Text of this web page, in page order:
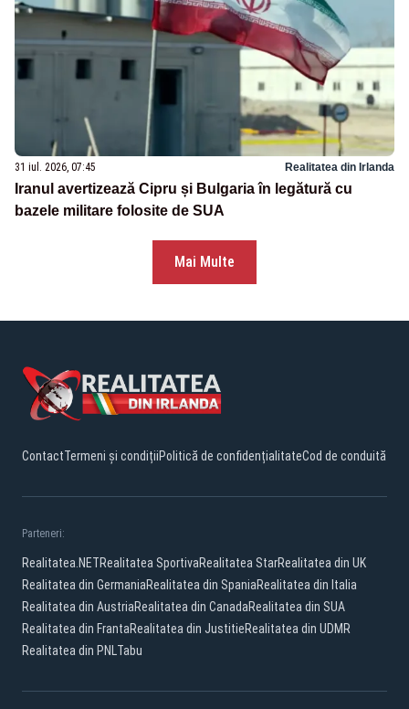
31 iul. 2026, 07:45 Realitatea din Irlanda
Iranul avertizează Cipru și Bulgaria în legătură cu
bazele militare folosite de SUA
Mai Multe
ContactTermeni și condițiiPolitică de confidențialitateCod de conduită
Parteneri:
Realitatea.NETRealitatea SportivaRealitatea StarRealitatea din UK
Realitatea din GermaniaRealitatea din SpaniaRealitatea din Italia
Realitatea din AustriaRealitatea din CanadaRealitatea din SUA
Realitatea din FrantaRealitatea din JustitieRealitatea din UDMR
Realitatea din PNLTabu